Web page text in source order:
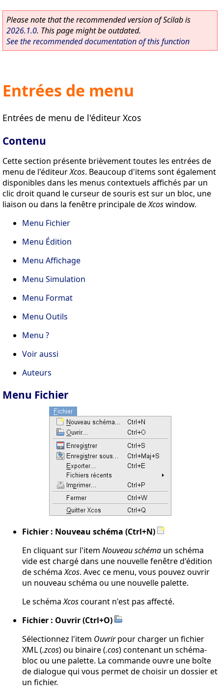
Please note that the recommended version of Scilab is
2026.1.0. This page might be outdated.
See the recommended documentation of this function
Entrées de menu
Entrées de menu de l'éditeur Xcos
Contenu
Cette section présente brièvement toutes les entrées de
menu de l'éditeurXcos. Beaucoup d'items sont également
disponibles dans les menus contextuels affichés par un
clic droit quand le curseur de souris est sur un bloc, une
liaison ou dans la fenêtre principale deXcoswindow.
Menu Fichier
Menu Édition
Menu Affichage
Menu Simulation
Menu Format
Menu Outils
Menu ?
Voir aussi
Auteurs
Menu Fichier
Fichier : Nouveau schéma (Ctrl+N)
En cliquant sur l'item Nouveau schéma un schéma
vide est chargé dans une nouvelle fenêtre d'édition
de schémaXcos. Avec ce menu, vous pouvez ouvrir
un nouveau schéma ou une nouvelle palette.
Le schémaXcoscourant n'est pas affecté.
Fichier : Ouvrir (Ctrl+O)
Sélectionnez l'item Ouvrirpour charger un fichier
XML (.zcos) ou binaire (.cos) contenant un schéma-
bloc ou une palette. La commande ouvre une boîte
de dialogue qui vous permet de choisir un dossier et
un fichier.